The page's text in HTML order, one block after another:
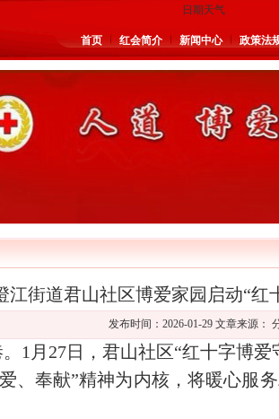
日期天气
首页 红会简介 新闻中心 政策法
江街道君山社区博爱家园启动“红
发布时间：2026-01-29 文章来源：
1月27日，君山社区“红十字博
、奉献”精神为内核，将暖心服